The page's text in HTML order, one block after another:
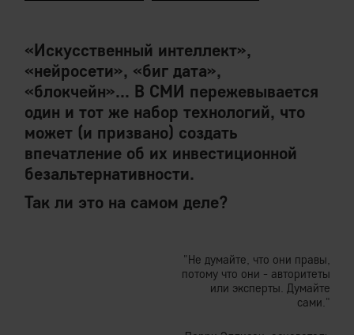
«Искусственный интеллект»,
«нейросети», «биг дата»,
«блокчейн»... В СМИ пережевывается
один и тот же набор технологий, что
может (и призвано) создать
впечатление об их инвестиционной
безальтернативности.
Так ли это на самом деле?
"Не думайте, что они правы,
потому что они - авторитеты
или эксперты. Думайте
сами."